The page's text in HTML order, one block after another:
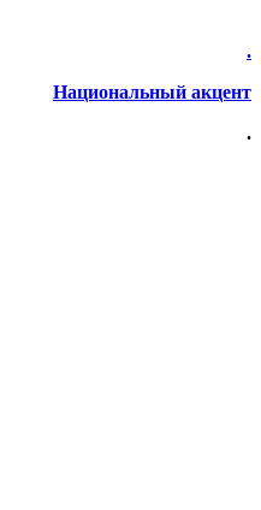
.
Национальный акцент
.